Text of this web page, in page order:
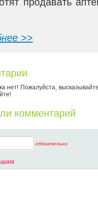
>>
нет! Пожалуйста,
комментарий
обязательно